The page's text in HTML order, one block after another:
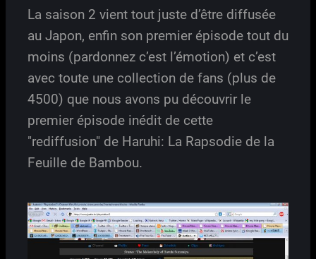
La saison 2 vient tout juste d’être diffusée
au Japon, enfin son premier épisode tout du
moins (pardonnez c’est l’émotion) et c’est
avec toute une collection de fans (plus de
4500) que nous avons pu découvrir le
premier épisode inédit de cette
"rediffusion" de Haruhi: La Rapsodie de la
Feuille de Bambou.